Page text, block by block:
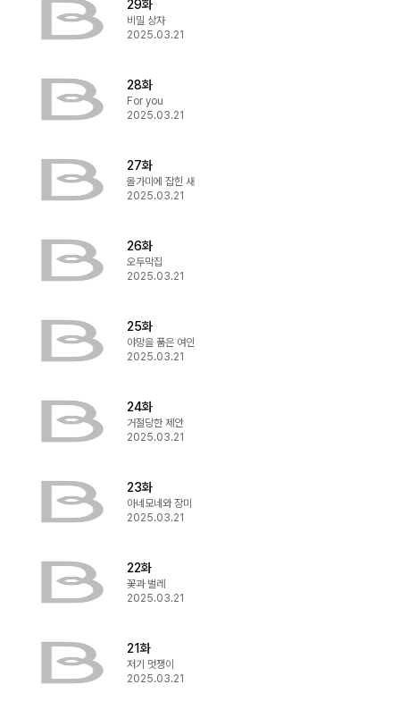
29화
비밀 상자
2025.03.21
28화
For you
2025.03.21
27화
올가미에 잡힌 새
2025.03.21
26화
오두막집
2025.03.21
25화
야망을 품은 여인
2025.03.21
24화
거절당한 제안
2025.03.21
23화
아네모네와 장미
2025.03.21
22화
꽃과 벌레
2025.03.21
21화
저기 멋쟁이
2025.03.21